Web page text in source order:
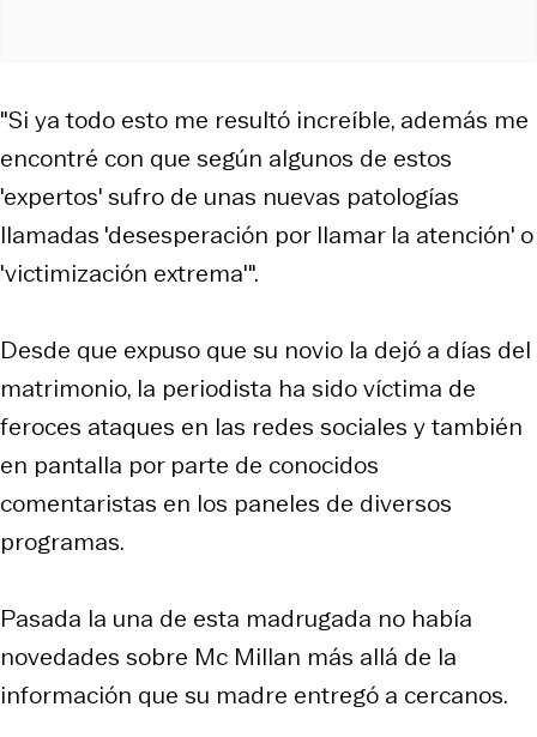
"Si ya todo esto me resultó increíble, además me
encontré con que según algunos de estos
'expertos' sufro de unas nuevas patologías
llamadas 'desesperación por llamar la atención' o
'victimización extrema'".
Desde que expuso que su novio la dejó a días del
matrimonio, la periodista ha sido víctima de
feroces ataques en las redes sociales y también
en pantalla por parte de conocidos
comentaristas en los paneles de diversos
programas.
Pasada la una de esta madrugada no había
novedades sobre Mc Millan más allá de la
información que su madre entregó a cercanos.